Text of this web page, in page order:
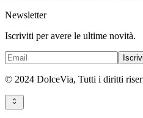
Newsletter
Iscriviti per avere le ultime novità.
© 2024 DolceVia, Tutti i diritti